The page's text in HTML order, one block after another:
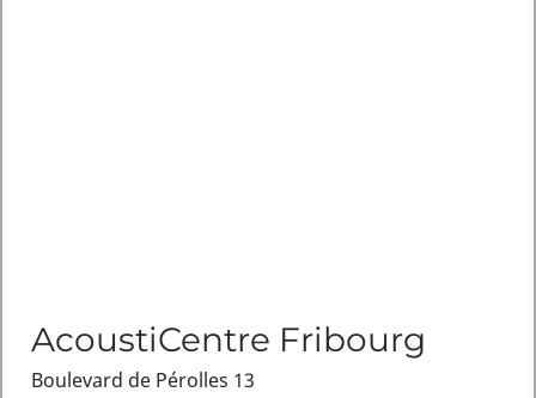
AcoustiCentre Fribourg
Boulevard de Pérolles 13